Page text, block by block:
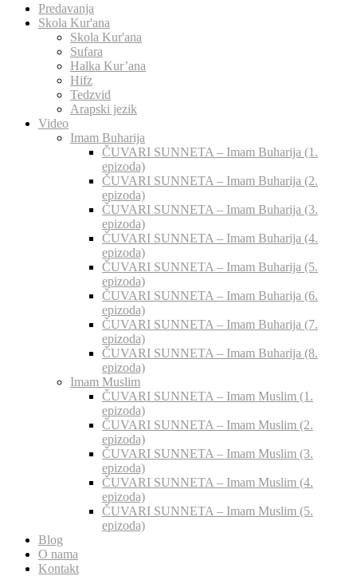
Predavanja
Skola Kur'ana
Skola Kur'ana
Sufara
Halka Kur’ana
Hifz
Tedzvid
Arapski jezik
Video
Imam Buharija
ČUVARI SUNNETA – Imam Buharija (1.
epizoda)
ČUVARI SUNNETA – Imam Buharija (2.
epizoda)
ČUVARI SUNNETA – Imam Buharija (3.
epizoda)
ČUVARI SUNNETA – Imam Buharija (4.
epizoda)
ČUVARI SUNNETA – Imam Buharija (5.
epizoda)
ČUVARI SUNNETA – Imam Buharija (6.
epizoda)
ČUVARI SUNNETA – Imam Buharija (7.
epizoda)
ČUVARI SUNNETA – Imam Buharija (8.
epizoda)
Imam Muslim
ČUVARI SUNNETA – Imam Muslim (1.
epizoda)
ČUVARI SUNNETA – Imam Muslim (2.
epizoda)
ČUVARI SUNNETA – Imam Muslim (3.
epizoda)
ČUVARI SUNNETA – Imam Muslim (4.
epizoda)
ČUVARI SUNNETA – Imam Muslim (5.
epizoda)
Blog
O nama
Kontakt